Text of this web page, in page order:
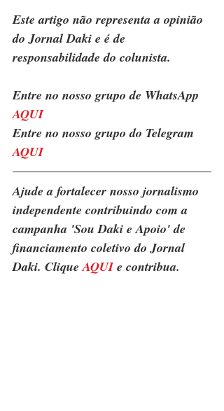
Este artigo não representa a opinião
do Jornal Daki e é de
responsabilidade do colunista.
Entre no nosso grupo de WhatsApp
AQUI
Entre no nosso grupo do Telegram
AQUI
Ajude a fortalecer nosso jornalismo
independente contribuindo com a
campanha 'Sou Daki e Apoio' de
financiamento coletivo do Jornal
Daki. Clique AQUI e contribua.